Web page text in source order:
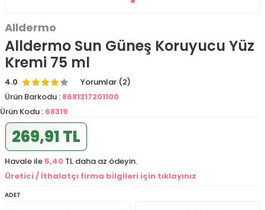
Alldermo
Alldermo Sun Güneş Koruyucu Yüz
Kremi 75 ml
4.0
Yorumlar (2)
Ürün Barkodu : 8681317201100
Ürün Kodu : 68319
269,91 TL
Havale ile 5,40 TL daha az ödeyin.
Üretici / İthalatçı firma bilgileri için tıklayınız
ADET